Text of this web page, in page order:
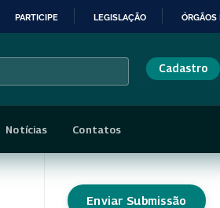
PARTICIPE LEGISLAÇÃO ÓRGÃOS
Cadastro
Notícias Contatos
Enviar Submissão